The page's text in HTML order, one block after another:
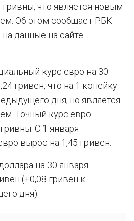
что является новым
Об этом сообщает РБК-
данные на сайте
курс евро на 30
гривен, что на 1 копейку
дня, но является
Точный курс евро
С 1 января
вырос на 1,45 гривен.
на 30 января
(+0,08 гривен к
дня).